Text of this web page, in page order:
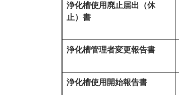
浄化槽使用廃止届出（休
止）書
浄化槽管理者変更報告書
浄化槽使用開始報告書